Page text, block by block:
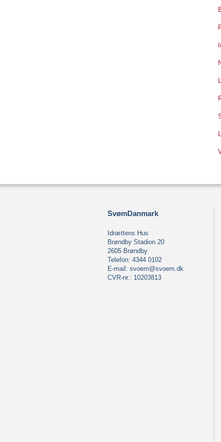
SvømDanmark
Idrættens Hus
Brøndby Stadion 20
2605 Brøndby
Telefon: 4344 0102
E-mail: svoem@svoem.dk
CVR-nr.: 10203813